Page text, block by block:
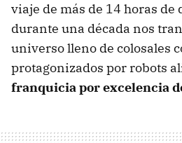
viaje de más de 14 horas de
durante una década nos
universo lleno de colosales
protagonizados por robots
franquicia por excelencia